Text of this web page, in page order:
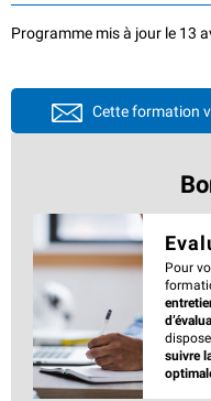
Programme mis à jour le 13
Cette formation
Pour
suivre